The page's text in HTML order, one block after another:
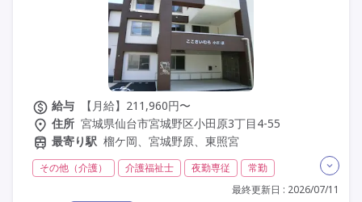
給与
【月給】211,960円〜
住所 宮城県仙台市宮城野区小田原3丁目4-55
最寄り駅 榴ケ岡、宮城野原、東照宮
その他（介護） 介護福祉士 夜勤専従
常勤
最終更新日 : 2026/07/11